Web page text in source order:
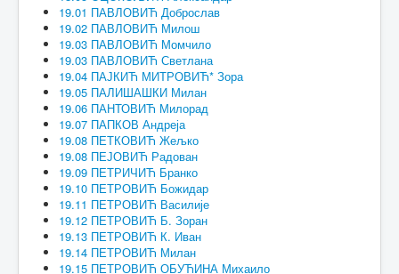
19.01 ПАВЛОВИЋ Доброслав
19.02 ПАВЛОВИЋ Милош
19.03 ПАВЛОВИЋ Момчило
19.03 ПАВЛОВИЋ Светлана
19.04 ПАЈКИЋ МИТРОВИЋ* Зора
19.05 ПАЛИШАШКИ Милан
19.06 ПАНТОВИЋ Милорад
19.07 ПАПКОВ Андреја
19.08 ПЕТКОВИЋ Жељко
19.08 ПЕЈОВИЋ Радован
19.09 ПЕТРИЧИЋ Бранко
19.10 ПЕТРОВИЋ Божидар
19.11 ПЕТРОВИЋ Василије
19.12 ПЕТРОВИЋ Б. Зоран
19.13 ПЕТРОВИЋ К. Иван
19.14 ПЕТРОВИЋ Милан
19.15 ПЕТРОВИЋ ОБУЋИНА Михаило